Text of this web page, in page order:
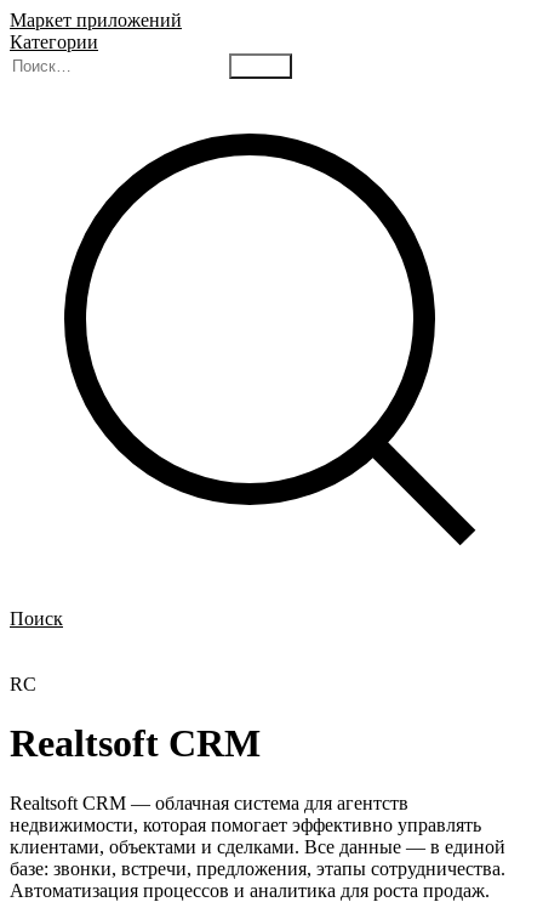
Маркет приложений
Категории
Поиск
RC
Realtsoft CRM
Realtsoft CRM — облачная система для агентств
недвижимости, которая помогает эффективно управлять
клиентами, объектами и сделками. Все данные — в единой
базе: звонки, встречи, предложения, этапы сотрудничества.
Автоматизация процессов и аналитика для роста продаж.